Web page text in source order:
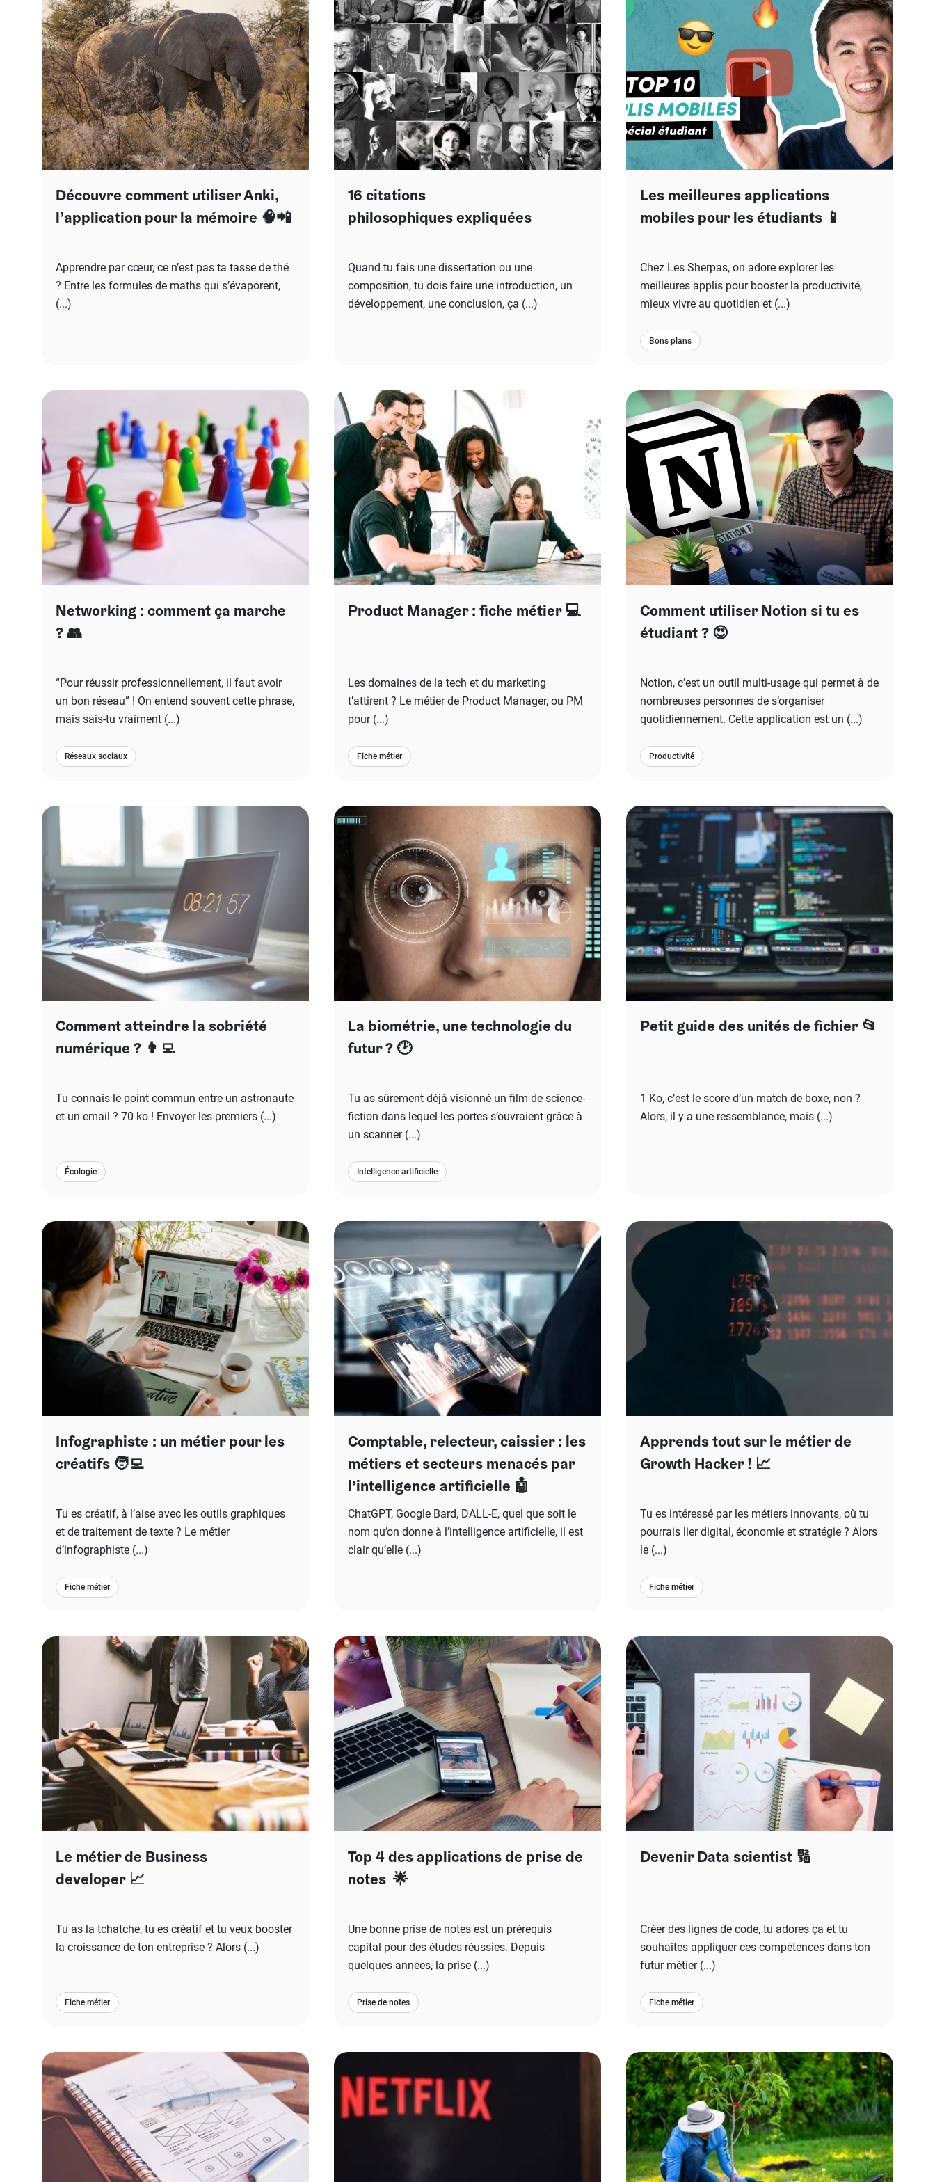
Grand Oral
Arts
Droit
Médecine
Études à l'étranger
Financement des études
Modèles de lettres de motivation
Nos ebooks étudiants
Nos livres
Découvre comment utiliser Anki,
l’application pour la mémoire 🧠📲
Apprendre par cœur, ce n’est pas ta tasse de thé
? Entre les formules de maths qui s’évaporent,
(...)
16 citations
philosophiques expliquées
Quand tu fais une dissertation ou une
composition, tu dois faire une introduction, un
développement, une conclusion, ça (...)
Les meilleures applications
mobiles pour les étudiants 📱
Chez Les Sherpas, on adore explorer les
meilleures applis pour booster la productivité,
mieux vivre au quotidien et (...)
Bons plans
Networking : comment ça marche
? 👥
“Pour réussir professionnellement, il faut avoir
un bon réseau” ! On entend souvent cette phrase,
mais sais-tu vraiment (...)
Réseaux sociaux
Product Manager : fiche métier 💻
Les domaines de la tech et du marketing
t’attirent ? Le métier de Product Manager, ou PM
pour (...)
Fiche métier
Comment utiliser Notion si tu es
étudiant ? 😍
Notion, c’est un outil multi-usage qui permet à de
nombreuses personnes de s’organiser
quotidiennement. Cette application est un (...)
Productivité
Comment atteindre la sobriété
numérique ? 👨‍💻
Tu connais le point commun entre un astronaute
et un email ? 70 ko ! Envoyer les premiers (...)
Écologie
La biométrie, une technologie du
futur ? 🕑
Tu as sûrement déjà visionné un film de science-
fiction dans lequel les portes s’ouvraient grâce à
un scanner (...)
Intelligence artificielle
Petit guide des unités de fichier 📂
1 Ko, c’est le score d’un match de boxe, non ?
Alors, il y a une ressemblance, mais (...)
Infographiste : un métier pour les
créatifs 🧑‍💻
Tu es créatif, à l’aise avec les outils graphiques
et de traitement de texte ? Le métier
d’infographiste (...)
Fiche métier
Comptable, relecteur, caissier : les
métiers et secteurs menacés par
l’intelligence artificielle 🤖
ChatGPT, Google Bard, DALL-E, quel que soit le
nom qu’on donne à l’intelligence artificielle, il est
clair qu’elle (...)
Apprends tout sur le métier de
Growth Hacker ! 📈
Tu es intéressé par les métiers innovants, où tu
pourrais lier digital, économie et stratégie ? Alors
le (...)
Fiche métier
Le métier de Business
developer 📈
Tu as la tchatche, tu es créatif et tu veux booster
la croissance de ton entreprise ? Alors (...)
Fiche métier
Top 4 des applications de prise de
notes 🌟
Une bonne prise de notes est un prérequis
capital pour des études réussies. Depuis
quelques années, la prise (...)
Prise de notes
Devenir Data scientist 🔢
Créer des lignes de code, tu adores ça et tu
souhaites appliquer ces compétences dans ton
futur métier (...)
Fiche métier